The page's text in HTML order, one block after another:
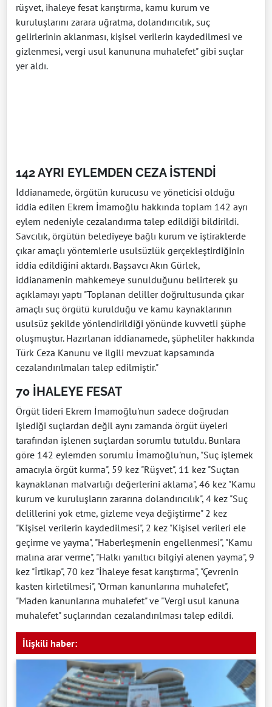
rüşvet, ihaleye fesat karıştırma, kamu kurum ve
kuruluşlarını zarara uğratma, dolandırıcılık, suç
gelirlerinin aklanması, kişisel verilerin kaydedilmesi ve
gizlenmesi, vergi usul kanununa muhalefet" gibi suçlar
yer aldı.
142 AYRI EYLEMDEN CEZA İSTENDİ
İddianamede, örgütün kurucusu ve yöneticisi olduğu
iddia edilen Ekrem İmamoğlu hakkında toplam 142 ayrı
eylem nedeniyle cezalandırma talep edildiği bildirildi.
Savcılık, örgütün belediyeye bağlı kurum ve iştiraklerde
çıkar amaçlı yöntemlerle usulsüzlük gerçekleştirdiğinin
iddia edildiğini aktardı. Başsavcı Akın Gürlek,
iddianamenin mahkemeye sunulduğunu belirterek şu
açıklamayı yaptı "Toplanan deliller doğrultusunda çıkar
amaçlı suç örgütü kurulduğu ve kamu kaynaklarının
usulsüz şekilde yönlendirildiği yönünde kuvvetli şüphe
oluşmuştur. Hazırlanan iddianamede, şüpheliler hakkında
Türk Ceza Kanunu ve ilgili mevzuat kapsamında
cezalandırılmaları talep edilmiştir."
70 İHALEYE FESAT
Örgüt lideri Ekrem İmamoğlu'nun sadece doğrudan
işlediği suçlardan değil aynı zamanda örgüt üyeleri
tarafından işlenen suçlardan sorumlu tutuldu. Bunlara
göre 142 eylemden sorumlu İmamoğlu'nun, "Suç işlemek
amacıyla örgüt kurma", 59 kez "Rüşvet", 11 kez "Suçtan
kaynaklanan malvarlığı değerlerini aklama", 46 kez "Kamu
kurum ve kuruluşların zararına dolandırıcılık", 4 kez "Suç
delillerini yok etme, gizleme veya değiştirme" 2 kez
"Kişisel verilerin kaydedilmesi", 2 kez "Kişisel verileri ele
geçirme ve yayma", "Haberleşmenin engellenmesi", "Kamu
malına arar verme", "Halkı yanıltıcı bilgiyi alenen yayma", 9
kez "İrtikap", 70 kez "İhaleye fesat karıştırma", "Çevrenin
kasten kirletilmesi", "Orman kanunlarına muhalefet",
"Maden kanunlarına muhalefet" ve "Vergi usul kanuna
muhalefet" suçlarından cezalandırılması talep edildi.
İlişkili haber: